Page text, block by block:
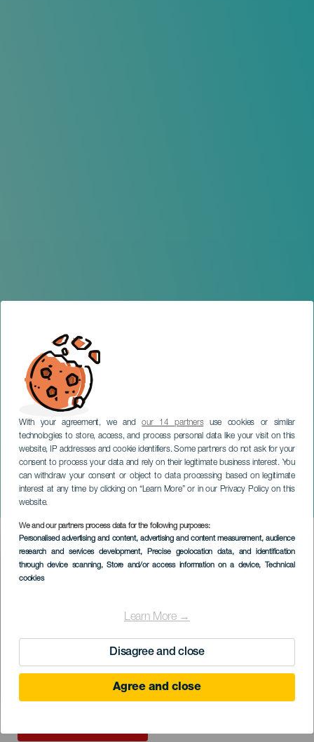
With your agreement, we andour 14 partnersuse cookies or similar
technologies to store, access, and process personal data like your visit on this
website, IP addresses and cookie identifiers. Some partners do not ask for your
consent to process your data and rely on their legitimate business interest. You
can withdraw your consent or object to data processing based on legitimate
interest at any time by clicking on “Learn More” or in our Privacy Policy on this
website.
We and our partners process data for the following purposes:
Personalised advertising and content, advertising and content measurement, audience
research and services development, Precise geolocation data, and identification
through device scanning, Store and/or access information on a device, Technical
cookies
Learn More →
Disagree and close
Agree and close
Playa Blanca Music Race
Night 2022
LANZAROTE
Imagen
Listado